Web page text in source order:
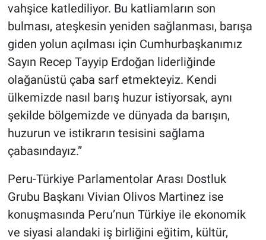
vahşice katlediliyor. Bu katliamların son
bulması, ateşkesin yeniden sağlanması, barışa
giden yolun açılması için Cumhurbaşkanımız
Sayın Recep Tayyip Erdoğan liderliğinde
olağanüstü çaba sarf etmekteyiz. Kendi
ülkemizde nasıl barış huzur istiyorsak, aynı
şekilde bölgemizde ve dünyada da barışın,
huzurun ve istikrarın tesisini sağlama
çabasındayız.”
Peru-Türkiye Parlamentolar Arası Dostluk
Grubu Başkanı Vivian Olivos Martinez ise
konuşmasında Peru’nun Türkiye ile ekonomik
ve siyasi alandaki iş birliğini eğitim, kültür,